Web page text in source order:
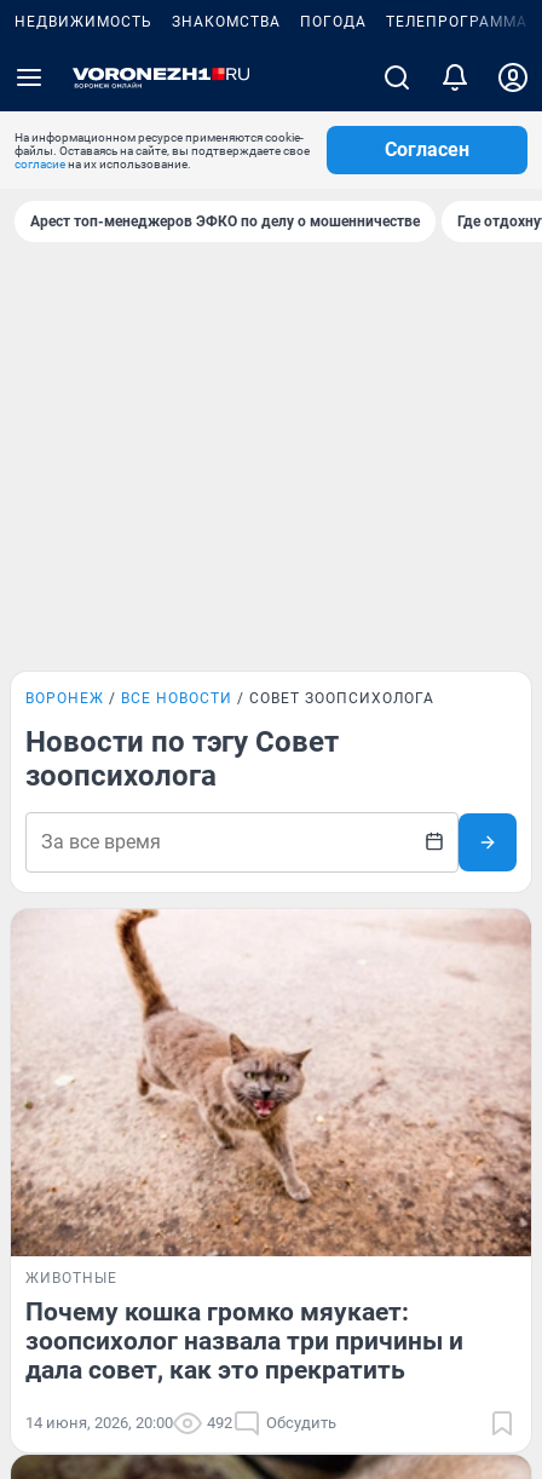
НЕДВИЖИМОСТЬ ЗНАКОМСТВА ПОГОДА ТЕЛЕПРОГРАММА
На информационном ресурсе применяются cookie-
файлы. Оставаясь на сайте, вы подтверждаете свое
согласиена их использование.
Согласен
Арест топ-менеджеров ЭФКО по делу о мошенничестве Где
ВОРОНЕЖ ВСЕ НОВОСТИ СОВЕТ ЗООПСИХОЛОГА
Новости по тэгу Совет
зоопсихолога
ЖИВОТНЫЕ
Почему кошка громко мяукает:
зоопсихолог назвала три причины и
дала совет, как это прекратить
14 июня, 2026, 20:00 492 Обсудить